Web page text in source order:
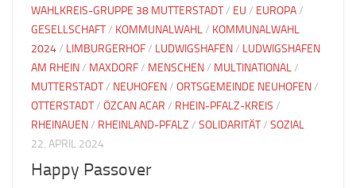
WAHLKREIS-GRUPPE 38 MUTTERSTADT/ EU / EUROPA/
GESELLSCHAFT/ KOMMUNALWAHL/ KOMMUNALWAHL
2024/ LIMBURGERHOF/ LUDWIGSHAFEN/ LUDWIGSHAFEN
AM RHEIN/ MAXDORF/ MENSCHEN/ MULTINATIONAL/
MUTTERSTADT/ NEUHOFEN/ ORTSGEMEINDE NEUHOFEN/
OTTERSTADT/ ÖZCAN ACAR / RHEIN-PFALZ-KREIS /
RHEINAUEN/ RHEINLAND-PFALZ / SOLIDARITÄT/ SOZIAL
22. APRIL 2024
Happy Passover